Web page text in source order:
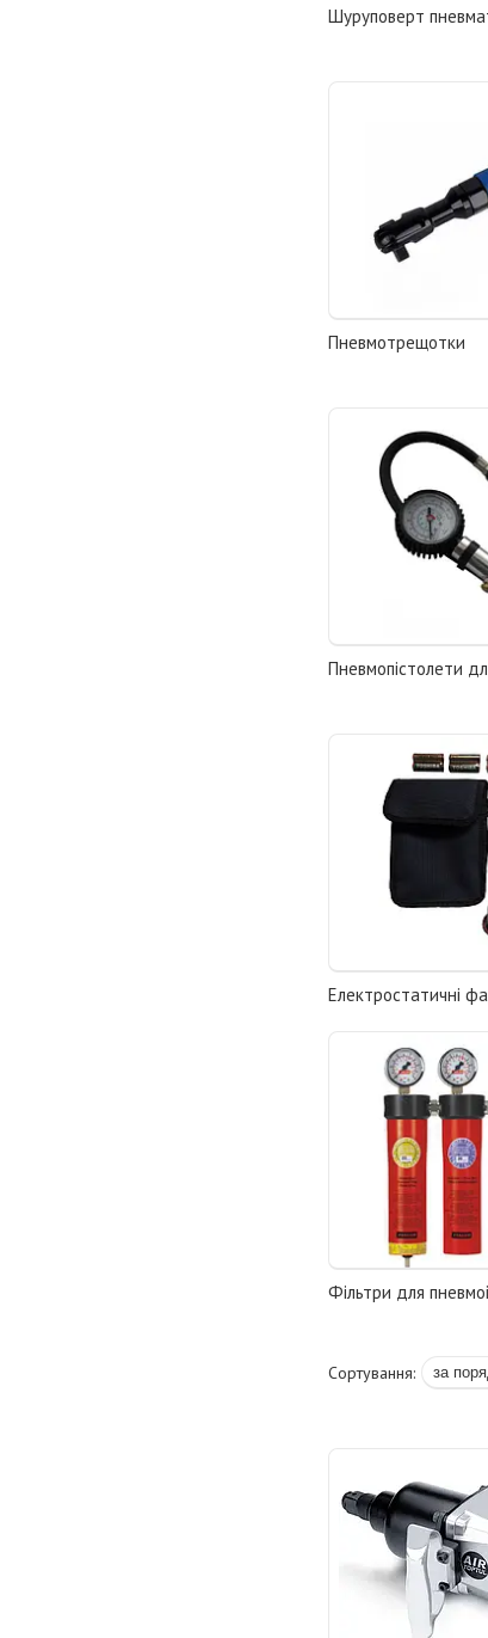
Шуруповерт
Пневмотрещотки
Пневмопістолети
Електростатичні
Фільтри для